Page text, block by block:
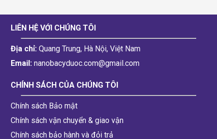
LIÊN HỆ VỚI CHÚNG TÔI
Địa chỉ: Quang Trung, Hà Nội, Việt Nam
Email: nanobacyduoc.com@gmail.com
CHÍNH SÁCH CỦA CHÚNG TÔI
Chính sách Bảo mật
Chính sách vận chuyển & giao vận
Chính sách bảo hành và đỏi trả